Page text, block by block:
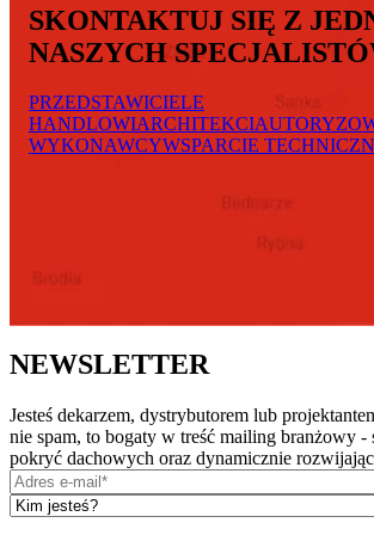
SKONTAKTUJ SIĘ Z
NASZYCH
PRZEDSTAWICIELE
HANDLOWIARCHITEKCI
WYKONAWCYWSPARCIE
NEWSLETTER
Jesteś dekarzem, dystrybutorem lub
nie spam, to bogaty w treść mailing branżowy -
pokryć dachowych oraz dynamicznie